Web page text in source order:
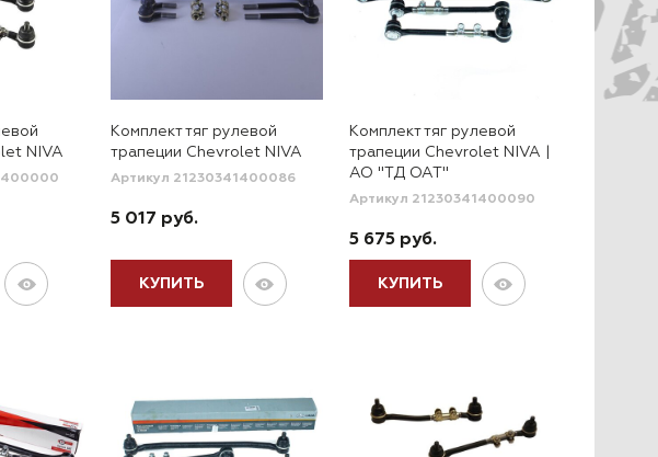
NIVA
Комплект тяг рулевой
трапеции Chevrolet NIVA
Артикул 21230341400086
5 017 руб.
КУПИТЬ
Комплект тяг рулевой
трапеции Chevrolet NIVA |
АО "ТД ОАТ"
Артикул 21230341400090
5 675 руб.
КУПИТЬ